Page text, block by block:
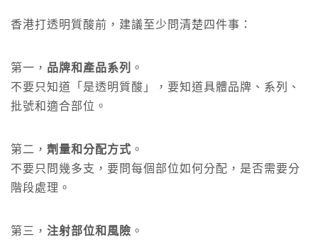
香港打透明質酸前，建議至少問清楚四件事：
第一， 品牌和產品系列 。
不要只知道「是透明質酸」，要知道具體品牌、系列、
批號和適合部位。
第二， 劑量和分配方式 。
不要只問幾多支，要問每個部位如何分配，是否需要分
階段處理。
第三， 注射部位和風險 。